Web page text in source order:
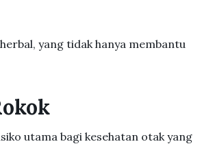
yang tidak hanya membantu
utama bagi kesehatan otak yang